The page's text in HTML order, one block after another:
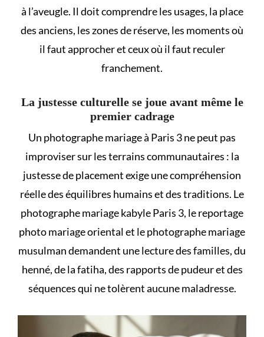
à l’aveugle. Il doit comprendre les usages, la place
des anciens, les zones de réserve, les moments où
il faut approcher et ceux où il faut reculer
franchement.
La justesse culturelle se joue avant même le
premier cadrage
Un photographe mariage à Paris 3 ne peut pas
improviser sur les terrains communautaires : la
justesse de placement exige une compréhension
réelle des équilibres humains et des traditions. Le
photographe mariage kabyle Paris 3, le reportage
photo mariage oriental et le photographe mariage
musulman demandent une lecture des familles, du
henné, de la fatiha, des rapports de pudeur et des
séquences qui ne tolèrent aucune maladresse.